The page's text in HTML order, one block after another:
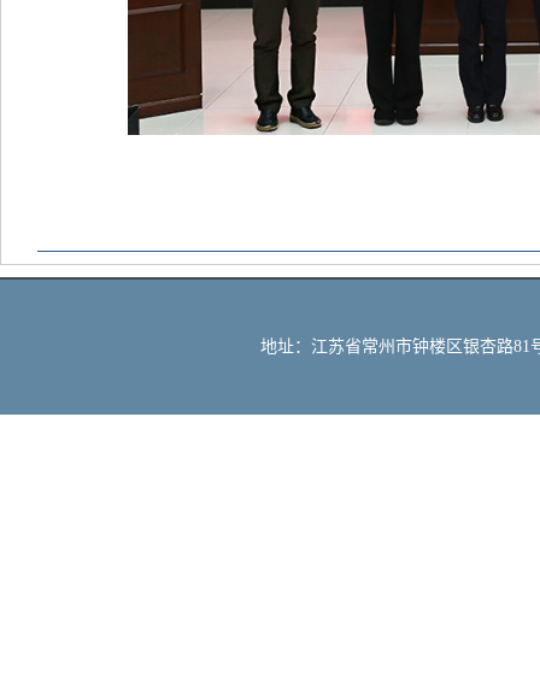
地址：江苏省常州市钟楼区银杏路